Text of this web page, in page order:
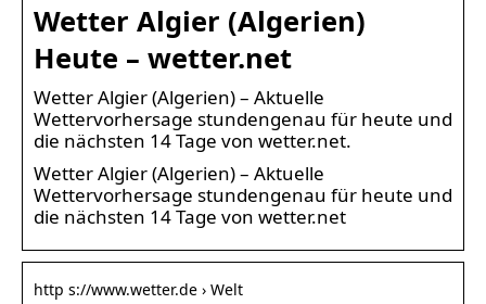
Wetter Algier (Algerien)
Heute – wetter.net
Wetter Algier (Algerien) – Aktuelle
Wettervorhersage stundengenau für heute und
die nächsten 14 Tage von wetter.net.
Wetter Algier (Algerien) – Aktuelle
Wettervorhersage stundengenau für heute und
die nächsten 14 Tage von wetter.net
http s://www.wetter.de › Welt